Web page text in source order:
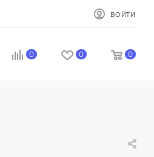
ВОЙТИ
0 0 0